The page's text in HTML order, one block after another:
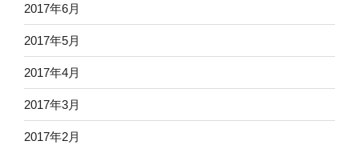
2017年6月
2017年5月
2017年4月
2017年3月
2017年2月